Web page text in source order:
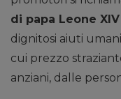
di papa Leone XIV
dignitosi aiuti
cui prezzo
anziani, dalle